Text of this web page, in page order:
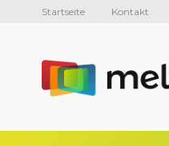
Startseite Kontakt